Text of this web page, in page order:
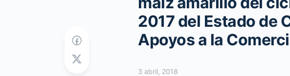
2017 del Estado de
Apoyos a la
3 abril, 2018